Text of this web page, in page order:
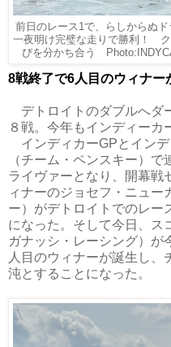
前日のレース1で、らしからぬ
一夜明け完璧な走りで勝利！
びを分かち合う
8戦終了で6人目のウィナー
デトロイトのダブルへダ
８戦。今年もインディーカ
インディカーGPとイン
（チーム・ペンスキー）
ライヴァーとなり、開幕戦
ィナーのジョセフ・ニュー
ー）がデトロイトでのレー
になった。そして今日、ス
ガナッシ・レーシング）が
人目のウィナーが誕生し、
沌とすることになった。